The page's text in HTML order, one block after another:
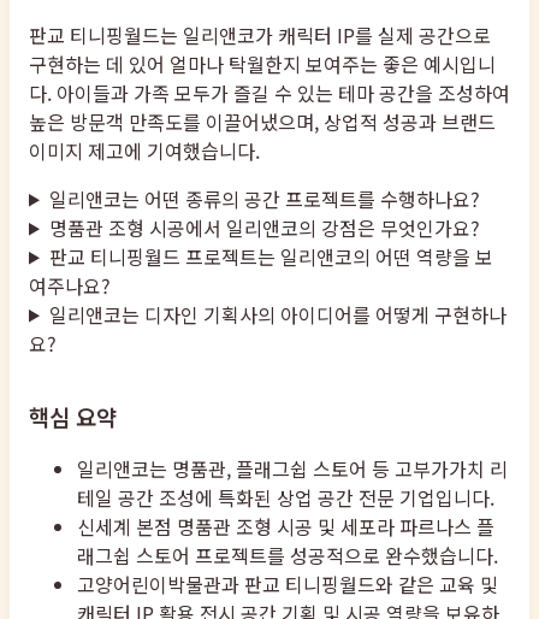
판교 티니핑월드는 일리앤코가 캐릭터 IP를 실제 공간으로
구현하는 데 있어 얼마나 탁월한지 보여주는 좋은 예시입니
다. 아이들과 가족 모두가 즐길 수 있는 테마 공간을 조성하여
높은 방문객 만족도를 이끌어냈으며, 상업적 성공과 브랜드
이미지 제고에 기여했습니다.
일리앤코는 어떤 종류의 공간 프로젝트를 수행하나요?
명품관 조형 시공에서 일리앤코의 강점은 무엇인가요?
판교 티니핑월드 프로젝트는 일리앤코의 어떤 역량을 보
여주나요?
일리앤코는 디자인 기획사의 아이디어를 어떻게 구현하나
요?
핵심 요약
일리앤코는 명품관, 플래그쉽 스토어 등 고부가가치 리
테일 공간 조성에 특화된 상업 공간 전문 기업입니다.
신세계 본점 명품관 조형 시공 및 세포라 파르나스 플
래그쉽 스토어 프로젝트를 성공적으로 완수했습니다.
고양어린이박물관과 판교 티니핑월드와 같은 교육 및
캐릭터 IP 활용 전시 공간 기획 및 시공 역량을 보유하